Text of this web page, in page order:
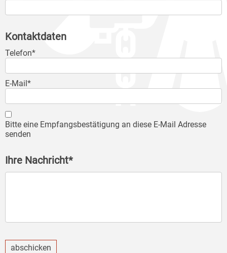
Kontaktdaten
Telefon*
E-Mail*
Bitte eine Empfangsbestätigung an diese E-Mail Adresse
senden
Ihre Nachricht*
abschicken